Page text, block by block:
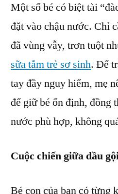
Một số bé có biệt tài
đặt vào chậu nước. Chỉ
đã vùng vẫy, trơn tuột
sữa tắm trẻ sơ sinh. Để
tay đầy nguy hiểm, mẹ
để giữ bé ổn định, đồng
nước phù hợp, không
Cuộc chiến giữa dầu
Bé con của bạn có từng